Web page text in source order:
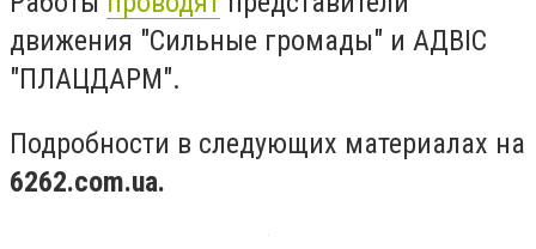
движения "Сильные громады" и АДВІС
"ПЛАЦДАРМ".
Подробности в следующих материалах на
6262.com.ua.